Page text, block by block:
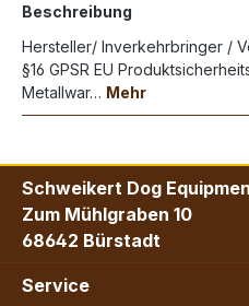
Beschreibung
Hersteller/ Inverkehrbringer /
§16 GPSR EU
Metallwar… Mehr
Schweikert Dog
Zum Mühlgraben 10
68642 Bürstadt
Service